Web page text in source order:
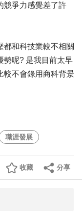
競爭力感覺差了許
都和科技業較不相關
勢呢? 是我目前太早
較不會錄用商科背景
職涯發展
分享
收藏